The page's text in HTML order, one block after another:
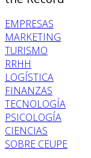
EMPRESAS
MARKETING
TURISMO
RRHH
LOGÍSTICA
FINANZAS
TECNOLOGÍA
PSICOLOGÍA
CIENCIAS
SOBRE CEUPE